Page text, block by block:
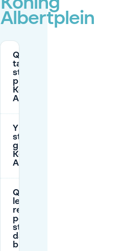
Koning
Albertplein
Quels sont les
tarifs de
stationnement
près de
Koning
Albertplein ?
Y a-t-il un
stationnement
gratuit à
Koning
Albertplein ?
Quelles sont
les
restrictions
pour le
stationnement
dans la zone
bleue ?